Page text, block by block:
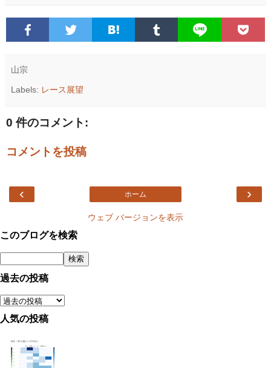
山宗
Labels: レース展望
0 件のコメント:
コメントを投稿
‹ ›
ホーム
ウェブ バージョンを表示
このブログを検索
過去の投稿
人気の投稿